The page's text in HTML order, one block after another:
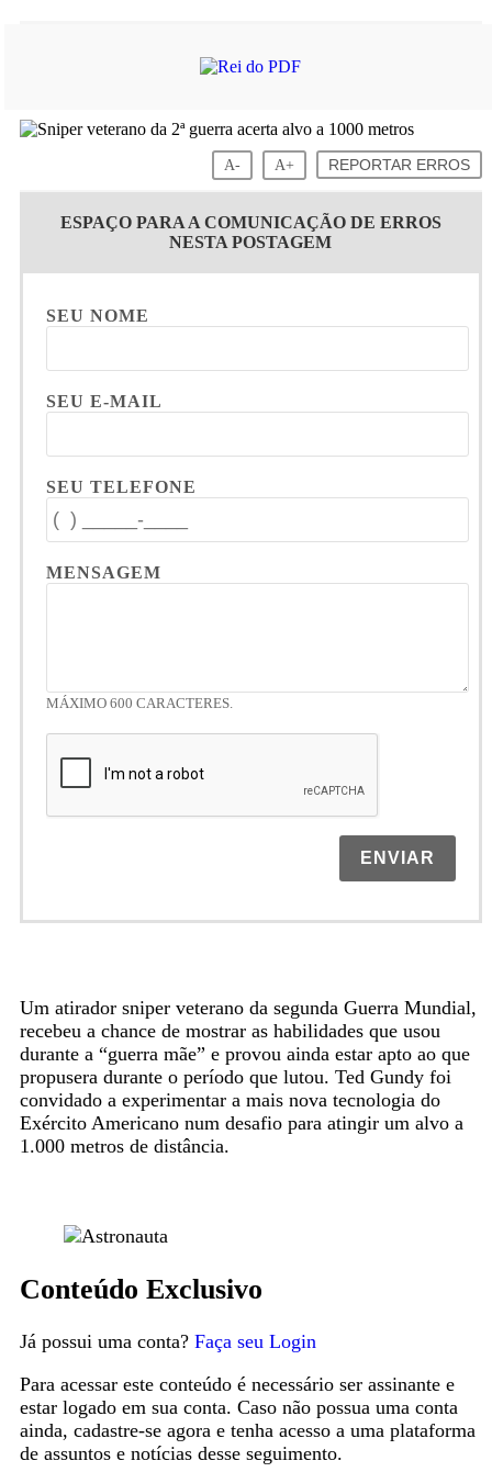
A- A+ REPORTAR ERROS
ESPAÇO PARA A COMUNICAÇÃO DE ERROS
NESTA POSTAGEM
SEU NOME
SEU E-MAIL
SEU TELEFONE
MENSAGEM
MÁXIMO 600 CARACTERES.
ENVIAR
Um atirador sniper veterano da segunda Guerra Mundial,
recebeu a chance de mostrar as habilidades que usou
durante a “guerra mãe” e provou ainda estar apto ao que
propusera durante o período que lutou. Ted Gundy foi
convidado a experimentar a mais nova tecnologia do
Exército Americano num desafio para atingir um alvo a
1.000 metros de distância.
Conteúdo Exclusivo
Já possui uma conta? Faça seu Login
Para acessar este conteúdo é necessário ser assinante e
estar logado em sua conta. Caso não possua uma conta
ainda, cadastre-se agora e tenha acesso a uma plataforma
de assuntos e notícias desse seguimento.